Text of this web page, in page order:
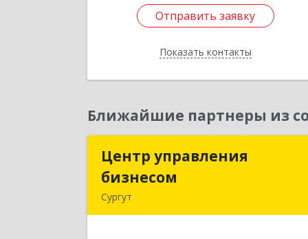
Отправить заявку
Показать контакты
Отправить заявку
Назад
Ближайшие партнеры из
Центр управления
бизнесом
Сургут
Центр управления